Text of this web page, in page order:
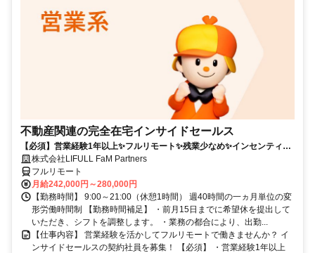
不動産関連の完全在宅インサイドセールス
【必須】営業経験1年以上✨フルリモート✨残業少なめ✨インセンティブ
有 株式会社LIFULL FaM Partners
フルリモート
月給242,000円～280,000円
【勤務時間】 9:00～21:00（休憩1時間） 週40時間の一ヵ月単位の変
形労働時間制 【勤務時間補足】 ・前月15日までに希望休を提出して
いただき、シフトを調整します。 ・業務の都合により、出勤...
【仕事内容】 営業経験を活かしてフルリモートで働きませんか？ イ
ンサイドセールスの契約社員を募集！ 【必須】 ・営業経験1年以上